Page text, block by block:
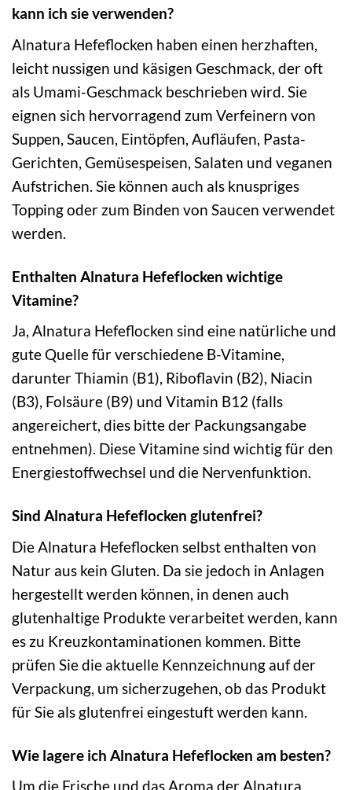
kann ich sie verwenden?
Alnatura Hefeflocken haben einen herzhaften,
leicht nussigen und käsigen Geschmack, der oft
als Umami-Geschmack beschrieben wird. Sie
eignen sich hervorragend zum Verfeinern von
Suppen, Saucen, Eintöpfen, Aufläufen, Pasta-
Gerichten, Gemüsespeisen, Salaten und veganen
Aufstrichen. Sie können auch als knuspriges
Topping oder zum Binden von Saucen verwendet
werden.
Enthalten Alnatura Hefeflocken wichtige
Vitamine?
Ja, Alnatura Hefeflocken sind eine natürliche und
gute Quelle für verschiedene B-Vitamine,
darunter Thiamin (B1), Riboflavin (B2), Niacin
(B3), Folsäure (B9) und Vitamin B12 (falls
angereichert, dies bitte der Packungsangabe
entnehmen). Diese Vitamine sind wichtig für den
Energiestoffwechsel und die Nervenfunktion.
Sind Alnatura Hefeflocken glutenfrei?
Die Alnatura Hefeflocken selbst enthalten von
Natur aus kein Gluten. Da sie jedoch in Anlagen
hergestellt werden können, in denen auch
glutenhaltige Produkte verarbeitet werden, kann
es zu Kreuzkontaminationen kommen. Bitte
prüfen Sie die aktuelle Kennzeichnung auf der
Verpackung, um sicherzugehen, ob das Produkt
für Sie als glutenfrei eingestuft werden kann.
Wie lagere ich Alnatura Hefeflocken am besten?
Um die Frische und das Aroma der Alnatura